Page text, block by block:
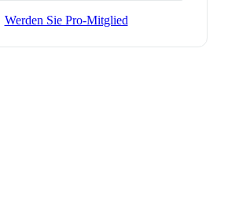
Werden Sie Pro-Mitglied